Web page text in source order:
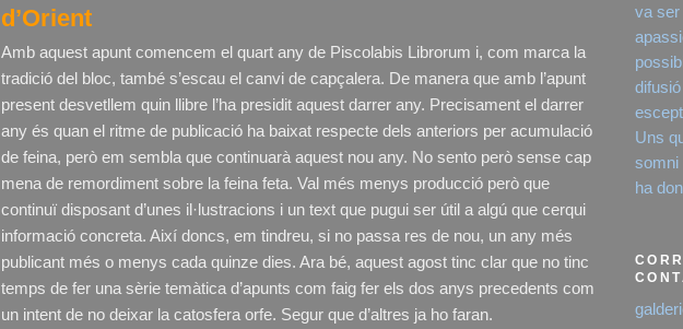
d’Orient
Amb aquest apunt comencem el quart any de Piscolabis Librorum i, com marca la
tradició del bloc, també s’escau el canvi de capçalera. De manera que amb l’apunt
present desvetllem quin llibre l’ha presidit aquest darrer any. Precisament el darrer
any és quan el ritme de publicació ha baixat respecte dels anteriors per acumulació
de feina, però em sembla que continuarà aquest nou any. No sento però sense cap
mena de remordiment sobre la feina feta. Val més menys producció però que
continuï disposant d’unes il·lustracions i un text que pugui ser útil a algú que cerqui
informació concreta. Així doncs, em tindreu, si no passa res de nou, un any més
publicant més o menys cada quinze dies. Ara bé, aquest agost tinc clar que no tinc
temps de fer una sèrie temàtica d’apunts com faig fer els dos anys precedents com
un intent de no deixar la catosfera orfe. Segur que d’altres ja ho faran.
va ser
Uns
somni
ha